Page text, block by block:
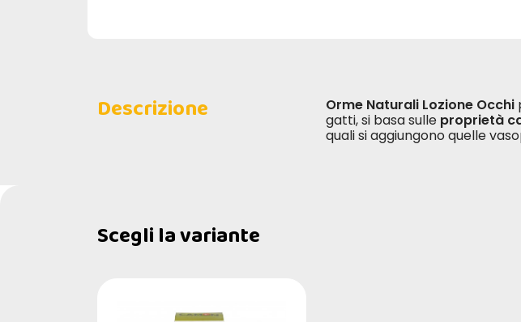
Descrizione Orme Naturali Lozione Occhi
gatti, si basa sulle proprietà
quali si aggiungono quelle
Scegli la variante